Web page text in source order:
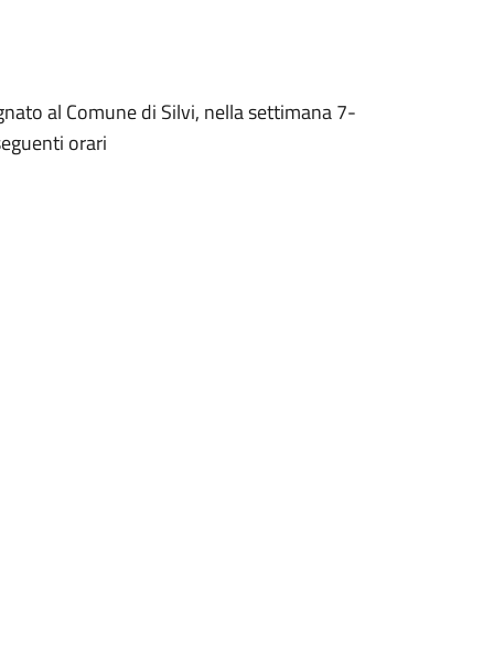
al Comune di Silvi, nella settimana 7-
orari